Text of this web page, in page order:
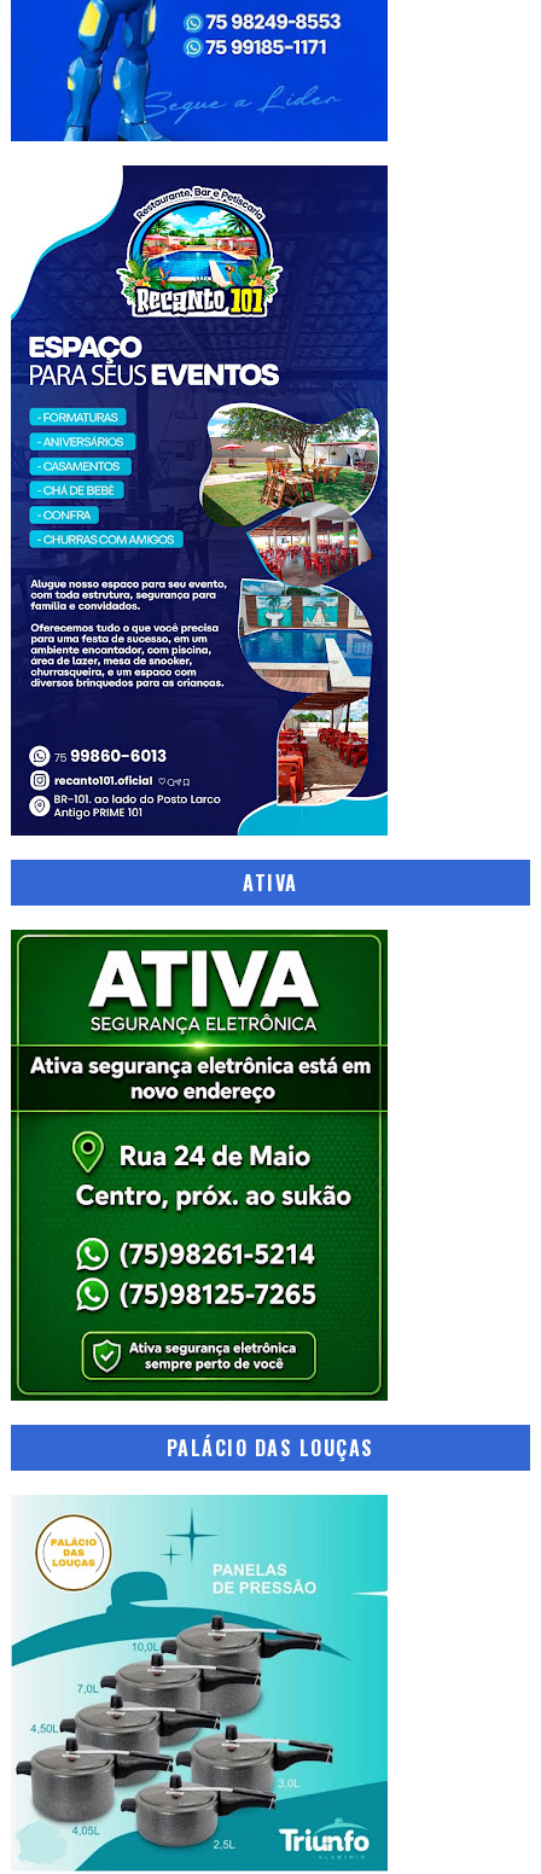
ATIVA
PALÁCIO DAS LOUÇAS